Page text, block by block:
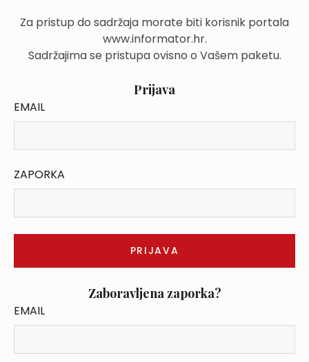
Za pristup do sadržaja morate biti korisnik portala
www.informator.hr.
Sadržajima se pristupa ovisno o Vašem paketu.
Prijava
EMAIL
ZAPORKA
Zaboravljena zaporka?
EMAIL